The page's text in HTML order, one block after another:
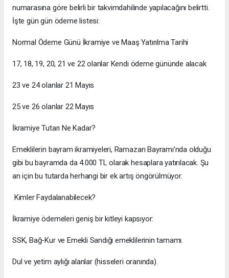
numarasına göre belirli bir takvimdahilinde yapılacağını belirtti.
İşte gün gün ödeme listesi:
Normal Ödeme Günü İkramiye ve Maaş Yatırılma Tarihi
17, 18, 19, 20, 21 ve 22 olanlar Kendi ödeme gününde alacak
23 ve 24 olanlar 21 Mayıs
25 ve 26 olanlar 22 Mayıs
İkramiye Tutarı Ne Kadar?
​Emeklilerin bayram ikramiyeleri, Ramazan Bayramı’nda olduğu
gibi bu bayramda da 4.000 TL olarak hesaplara yatırılacak. Şu
an için bu tutarda herhangi bir ek artış öngörülmüyor.
​ Kimler Faydalanabilecek?
​İkramiye ödemeleri geniş bir kitleyi kapsıyor:
​SSK, Bağ-Kur ve Emekli Sandığı emeklilerinin tamamı.
​Dul ve yetim aylığı alanlar (hisseleri oranında).